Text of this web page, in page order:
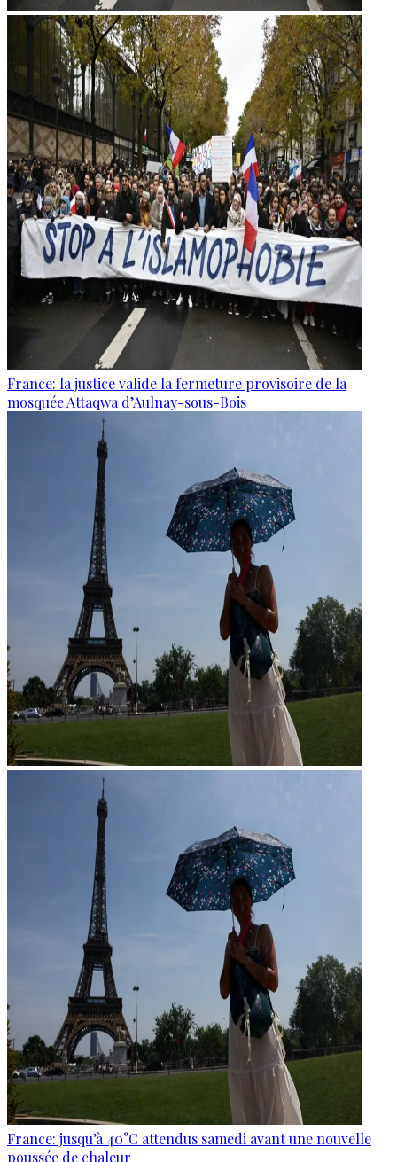
France: la justice valide la fermeture provisoire de la
mosquée Attaqwa d’Aulnay-sous-Bois
France: jusqu’à 40°C attendus samedi avant une nouvelle
poussée de chaleur